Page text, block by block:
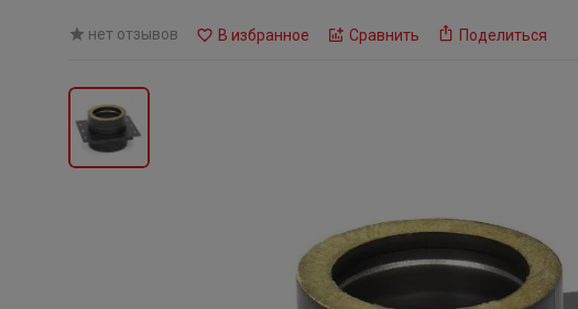
нет отзывов В избранное Сравнить Поделиться